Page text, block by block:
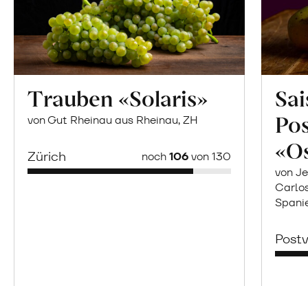
Trauben «Solaris»
von Gut Rheinau aus Rheinau, ZH
Zürich noch106von 130
von